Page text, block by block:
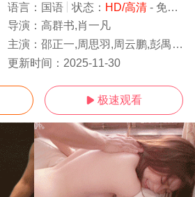
语言： 国语 状态： HD/高清- 免费在线观看
导演： 高群书,肖一凡
主演： 邵正一,周思羽,周云鹏,彭禺厶,徐励,邱健,侯佳音,徐雅惠,刘頔,李昕廷,,王天心,,李梦瑶,梁颂晴,段秋钰,景
更新时间： 2025-11-30
 极速观看